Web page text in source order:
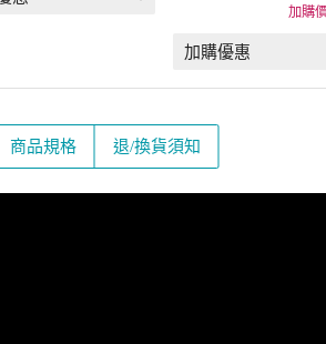
商品規格 退/換貨須知